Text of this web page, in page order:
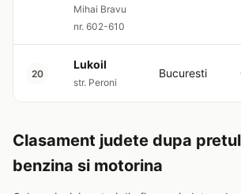
Mihai Bravu
nr. 602-610
20
Lukoil
str. Peroni
Bucuresti
Clasament judete dupa
benzina si motorina